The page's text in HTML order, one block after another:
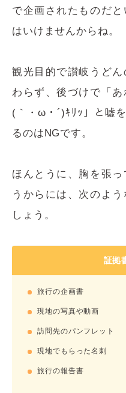
で企画されたものだ
はいけませんからね。
観光目的で讃岐うど
わらず、後づけで「
(｀・ω・´)ｷﾘｯ」と嘘
るのはNGです。
ほんとうに、胸を張
うからには、次のよ
しょう。
証拠
旅行の企画書
現地の写真や動画
訪問先のパンフレット
現地でもらった名刺
旅行の報告書